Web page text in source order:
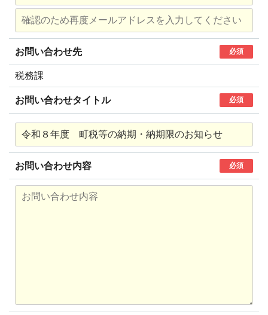
お問い合わせ先 必須
税務課
お問い合わせタイトル 必須
お問い合わせ内容 必須